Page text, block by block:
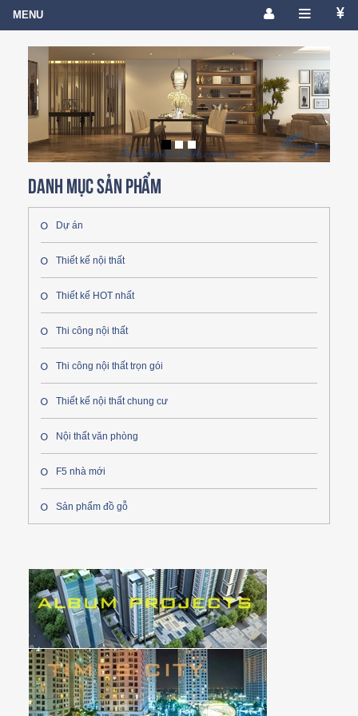
Danh mục sản phẩm
Dự án
Thiết kế nội thất
Thiết kế HOT nhất
Thi công nội thất
Thi công nội thất trọn gói
Thiết kế nội thất chung cư
Nội thất văn phòng
F5 nhà mới
Sản phẩm đồ gỗ